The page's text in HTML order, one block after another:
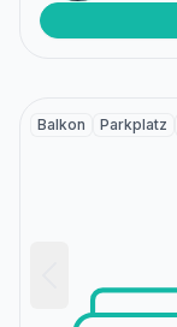
Balkon Parkplatz